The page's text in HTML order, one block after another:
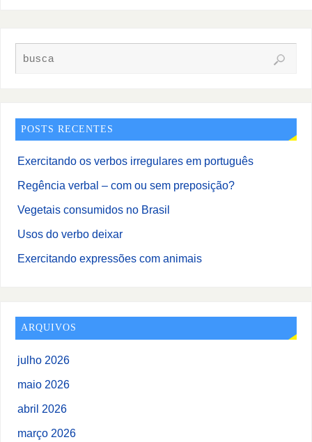
POSTS RECENTES
Exercitando os verbos irregulares em português
Regência verbal – com ou sem preposição?
Vegetais consumidos no Brasil
Usos do verbo deixar
Exercitando expressões com animais
ARQUIVOS
julho 2026
maio 2026
abril 2026
março 2026